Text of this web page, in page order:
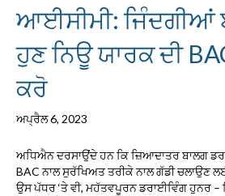
ਆਈਸੀਮੀ: ਜਿੰਦਗੀਆਂ
ਹੁਣ ਨਿਊ ਯਾਰਕ ਦੀ
ਕਰੋ
ਅਪ੍ਰੈਲ 6, 2023
ਅਧਿਐਨ ਦਰਸਾਉਂਦੇ ਹਨ ਕਿ ਜ਼ਿਆਦਾਤਰ ਬਾਲਗ
BAC ਨਾਲ ਸੁਰੱਖਿਅਤ ਤਰੀਕੇ ਨਾਲ ਗੱਡੀ ਚਲਾਉਣ
ਉਸ ਪੱਧਰ ‘ਤੇ ਵੀ, ਮਹੱਤਵਪੂਰਨ ਡਰਾਈਵਿੰਗ ਹੁਨਰ –